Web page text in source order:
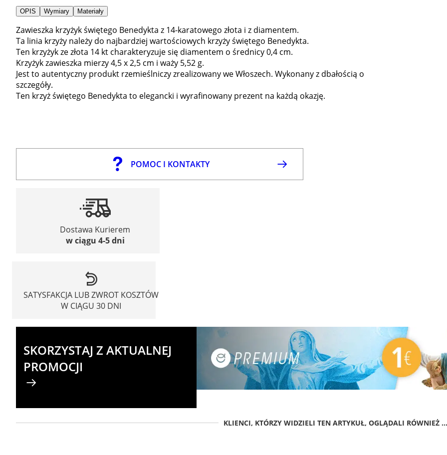
OPIS Wymiary Materiały
Zawieszka krzyżyk świętego Benedykta z 14-karatowego złota i z diamentem.
Ta linia krzyży należy do najbardziej wartościowych krzyży świętego Benedykta.
Ten krzyżyk ze złota 14 kt charakteryzuje się diamentem o średnicy 0,4 cm.
Krzyżyk zawieszka mierzy 4,5 x 2,5 cm i waży 5,52 g.
Jest to autentyczny produkt rzemieślniczy zrealizowany we Włoszech. Wykonany z dbałością o
szczegóły.
Ten krzyż świętego Benedykta to elegancki i wyrafinowany prezent na każdą okazję.
POMOC I KONTAKTY
Dostawa Kurierem
w ciągu 4-5 dni
SATYSFAKCJA LUB ZWROT KOSZTÓW
W CIĄGU 30 DNI
SKORZYSTAJ Z AKTUALNEJ
PROMOCJI
KLIENCI, KTÓRZY WIDZIELI TEN ARTYKUŁ, OGLĄDALI RÓWNIEŻ ...